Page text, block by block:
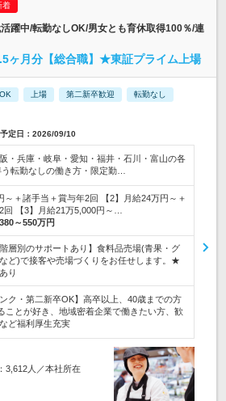
躍中/転勤なしOK/男女とも育休取得100％/連
ヶ月分【総合職】★東証プライム上場
上場 第二新卒歓迎 転勤なし
定日：2026/09/10
・兵庫・岐阜・愛知・福井・石川・富山の各
転勤なしの働き方・限定勤…
～＋諸手当＋賞与年2回 【2】月給24万円～＋
回 【3】月給21万5,000円～…
380～550万円
階層別のサポートあり】食料品売場(青果・グ
ど)で接客や売場づくりをお任せします。★
り
ンク・第二新卒OK】高卒以上、40歳までの方
とが好き、地域密着企業で働きたい方、歓
ど福利厚生充実
3,612人／本社所在